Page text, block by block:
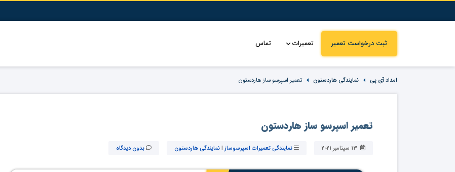
ثبت درخواست تعمیر تعمیرات تماس
امداد آی پی نمایندگی هاردستون تعمیر اسپرسو ساز هاردستون
تعمیر اسپرسو ساز هاردستون
نمایندگی تعمیرات اسپرسوساز |نمایندگی هاردستون بدون دیدگاه